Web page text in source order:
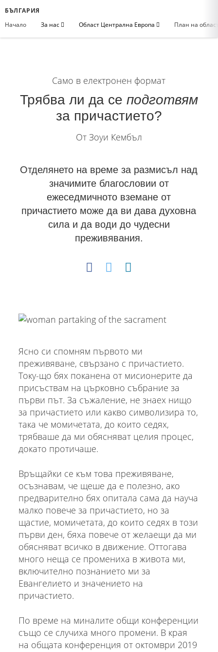
БЪЛГАРИЯ
Начало
За нас Област Централна Европа План на
Само в електронен формат
Трябва ли да се подготвям
за причастието?
От Зоуи Кембъл
Отделянето на време за размисъл над
значимите благословии от
ежеседмичното вземане от
причастието може да ви дава духовна
сила и да води до чудесни
преживявания.
Ясно си спомням първото ми
преживяване, свързано с причастието.
Току-що бях поканена от мисионерите да
присъствам на църковно събрание за
първи път. За съжаление, не знаех нищо
за причастието или какво символизира то,
така че момичетата, до които седях,
трябваше да ми обясняват целия процес,
докато протичаше.
Връщайки се към това преживяване,
осъзнавам, че щеше да е полезно, ако
предварително бях опитала сама да науча
малко повече за причастието, но за
щастие, момичетата, до които седях в този
първи ден, бяха повече от желаещи да ми
обясняват всичко в движение. Оттогава
много неща се промениха в живота ми,
включително познанието ми за
Евангелието и значението на
причастието.
По време на миналите общи конференции
също се случиха много промени. В края
на общата конференция от октомври 2019